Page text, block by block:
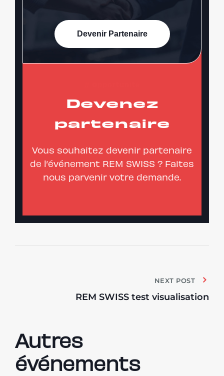
Devenir Partenaire
Devenez
partenaire
Vous souhaitez devenir partenaire
de l’événement REM SWISS ? Faites
nous parvenir votre demande.
NEXT POST
REM SWISS test visualisation
Autres
événements